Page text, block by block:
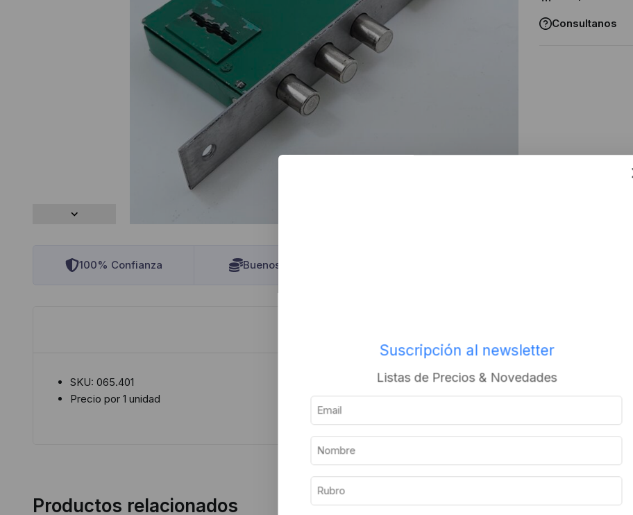
100% Confianza Buenos Precios
Consultanos
SKU: 065.401
Precio por 1 unidad
Productos relacionados
Suscripción al newsletter
Listas de Precios & Novedades